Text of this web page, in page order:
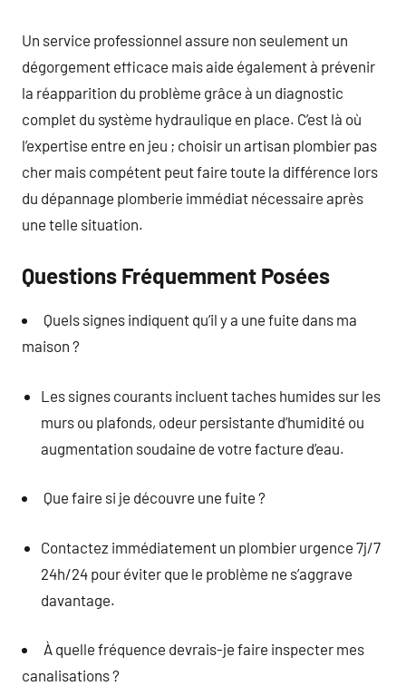
Un service professionnel assure non seulement un
dégorgement efficace mais aide également à prévenir
la réapparition du problème grâce à un diagnostic
complet du système hydraulique en place. C’est là où
l’expertise entre en jeu ; choisir un artisan plombier pas
cher mais compétent peut faire toute la différence lors
du dépannage plomberie immédiat nécessaire après
une telle situation.
Questions Fréquemment Posées
Quels signes indiquent qu’il y a une fuite dans ma
maison ?
Les signes courants incluent taches humides sur les
murs ou plafonds, odeur persistante d’humidité ou
augmentation soudaine de votre facture d’eau.
Que faire si je découvre une fuite ?
Contactez immédiatement un plombier urgence 7j/7
24h/24 pour éviter que le problème ne s’aggrave
davantage.
À quelle fréquence devrais-je faire inspecter mes
canalisations ?